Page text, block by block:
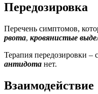
Передозировка
Перечень симптомов,
рвота, кровянистые
Терапия передозировки –
антидота нет.
Взаимодействие